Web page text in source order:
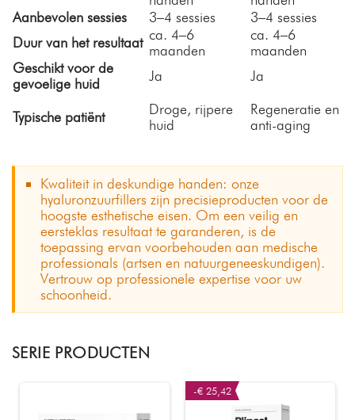
Aanbevolen sessies
3–4 sessies 3–4 sessies
Duur van het resultaat ca. 4–6
maanden
ca. 4–6
maanden
Geschikt voor de
gevoelige huid
Ja Ja
Typische patiënt
Droge, rijpere
huid
Regeneratie en
anti-aging
Kwaliteit in deskundige handen: onze
hyaluronzuurfillers zijn precisieproducten voor de
hoogste esthetische eisen. Om een ​​veilig en
eersteklas resultaat te garanderen, is de
toepassing ervan voorbehouden aan medische
professionals (artsen en natuurgeneeskundigen).
Vertrouw op professionele expertise voor uw
schoonheid.
SERIE PRODUCTEN
-€ 25,42